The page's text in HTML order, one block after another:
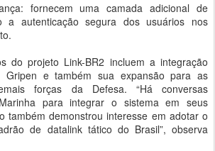
fornecem uma camada adicional de
a autenticação segura dos usuários nos
do projeto Link-BR2 incluem a integração
e também sua expansão para as
forças da Defesa. “Há conversas
para integrar o sistema em seus
também demonstrou interesse em adotar o
de datalink tático do Brasil”, observa